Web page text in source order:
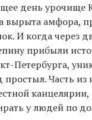
день урочище
вырыта амфора,
И когда через
прибыли
Петербурга,
простыл. Часть из
канцелярии,
у людей по